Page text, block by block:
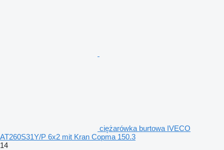
ciężarówka burtowa IVECO
AT260S31Y/P 6x2 mit Kran Copma 150.3
14